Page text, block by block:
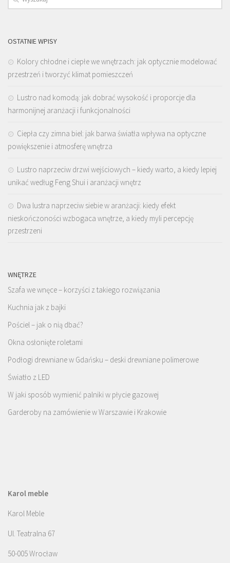
OSTATNIE WPISY
Kolory chłodne i ciepłe we wnętrzach: jak optycznie modelować
przestrzeń i tworzyć klimat pomieszczeń
Lustro nad komodą: jak dobrać wysokość i proporcje dla
harmonijnej aranżacji i funkcjonalności
Ciepła czy zimna biel: jak barwa światła wpływa na optyczne
powiększenie i atmosferę wnętrza
Lustro naprzeciw drzwi wejściowych – kiedy warto, a kiedy lepiej
unikać według Feng Shui i aranżacji wnętrz
Dwa lustra naprzeciw siebie w aranżacji: kiedy efekt
nieskończoności wzbogaca wnętrze, a kiedy myli percepcję
przestrzeni
WNĘTRZE
Szafa we wnęce – korzyści z takiego rozwiązania
Kuchnia jak z bajki
Pościel – jak o nią dbać?
Okna osłonięte roletami
Podłogi drewniane w Gdańsku – deski drewniane polimerowe
Światło z LED
W jaki sposób wymienić palniki w płycie gazowej
Garderoby na zamówienie w Warszawie i Krakowie
Karol meble
Karol Meble
Ul. Teatralna 67
50-005 Wrocław